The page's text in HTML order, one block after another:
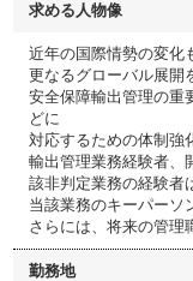
求める人物像
近年の国際情勢の変化
更なるグローバル展開
安全保障輸出管理の重
どに
対応するための体制強
輸出管理業務経験者、
該非判定業務の経験者
当該業務のキーパーソ
さらには、将来の管理
勤務地